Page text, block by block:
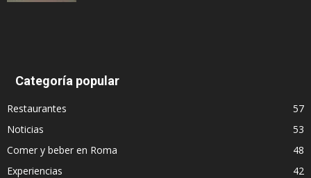
Categoría popular
Restaurantes
57
Noticias
53
Comer y beber en Roma
48
Experiencias
42